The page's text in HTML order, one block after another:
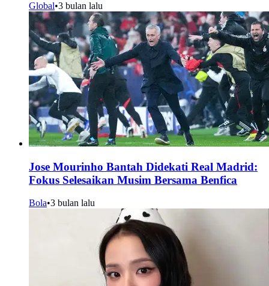
Global•3 bulan lalu
Jose Mourinho Bantah Didekati Real Madrid:
Fokus Selesaikan Musim Bersama Benfica
Bola•3 bulan lalu